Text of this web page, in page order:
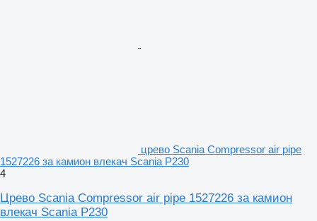
црево Scania Compressor air pipe
1527226 за камион влекач Scania P230
4
Црево Scania Compressor air pipe 1527226 за камион
влекач Scania P230